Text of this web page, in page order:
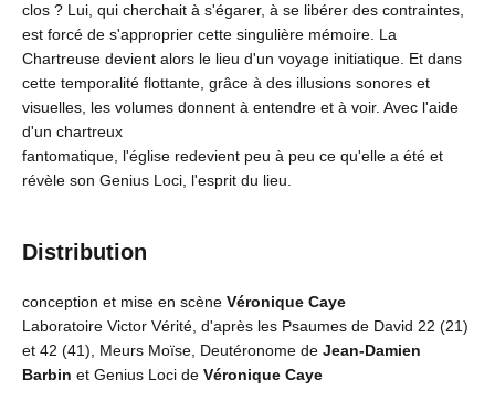
clos ? Lui, qui cherchait à s'égarer, à se libérer des contraintes,
est forcé de s'approprier cette singulière mémoire. La
Chartreuse devient alors le lieu d'un voyage initiatique. Et dans
cette temporalité flottante, grâce à des illusions sonores et
visuelles, les volumes donnent à entendre et à voir. Avec l'aide
d'un chartreux
fantomatique, l'église redevient peu à peu ce qu'elle a été et
révèle son Genius Loci, l'esprit du lieu.
Distribution
conception et mise en scène Véronique Caye
Laboratoire Victor Vérité, d'après les Psaumes de David 22 (21)
et 42 (41), Meurs Moïse, Deutéronome de Jean-Damien
Barbin et Genius Loci de Véronique Caye